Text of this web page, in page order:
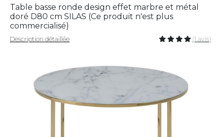
Table basse ronde design effet marbre et métal
doré D80 cm SILAS (Ce produit n'est plus
commercialisé)
Description détaillée (1 avis)